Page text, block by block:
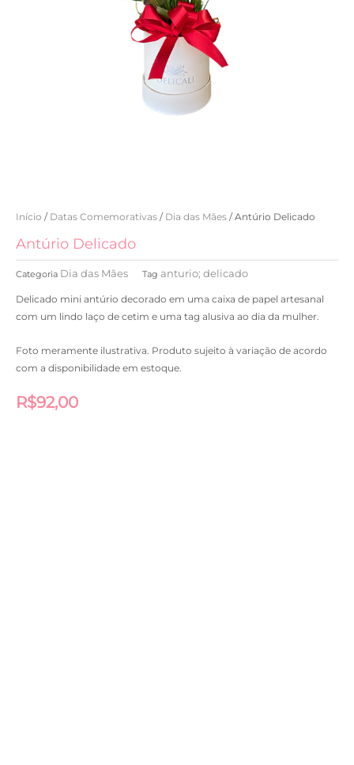
Início / Datas Comemorativas / Dia das Mães / Antúrio Delicado
Antúrio Delicado
Categoria Dia das Mães Tag anturio; delicado
Delicado mini antúrio decorado em uma caixa de papel artesanal
com um lindo laço de cetim e uma tag alusiva ao dia da mulher.
Foto meramente ilustrativa. Produto sujeito à variação de acordo
com a disponibilidade em estoque.
R$92,00